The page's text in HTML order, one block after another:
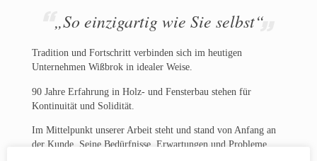
„So einzigartig wie Sie selbst“
Tradition und Fortschritt verbinden sich im heutigen
Unternehmen Wißbrok in idealer Weise.
90 Jahre Erfahrung in Holz- und Fensterbau stehen für
Kontinuität und Solidität.
Im Mittelpunkt unserer Arbeit steht und stand von Anfang an
der Kunde. Seine Bedürfnisse, Erwartungen und Probleme